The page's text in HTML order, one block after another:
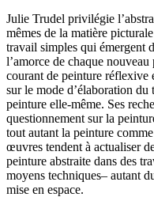
Julie Trudel privilégie
mêmes de la matière
travail simples qui émergent
l’amorce de chaque
courant de peinture réflexive
sur le mode d’élaboration du
peinture elle-même. Ses
questionnement sur la
tout autant la peinture
œuvres tendent à actualiser
peinture abstraite dans des
moyens techniques– autant
mise en espace.